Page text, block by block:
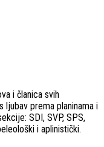
i članica svih
ljubav prema planinama i
SDI, SVP, SPS,
i aplinistički.